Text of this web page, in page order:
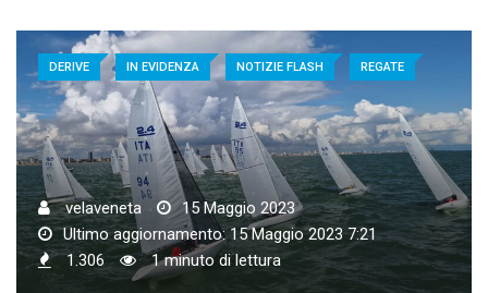
DERIVE IN EVIDENZA NOTIZIE FLASH REGATE
velaveneta
15 Maggio 2023
Ultimo aggiornamento: 15 Maggio 2023 7:21
1.306
1 minuto di lettura